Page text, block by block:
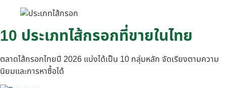
10 ประเภทไส้กรอกที่ขายในไทย
ตลาดไส้กรอกไทยปี 2026 แบ่งได้เป็น 10 กลุ่มหลัก จัดเรียงตามความ
นิยมและการหาซื้อได้